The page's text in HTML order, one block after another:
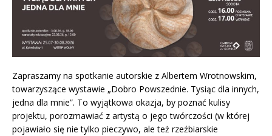
Zapraszamy na spotkanie autorskie z Albertem Wrotnowskim,
towarzyszące wystawie „Dobro Powszednie. Tysiąc dla innych,
jedna dla mnie”. To wyjątkowa okazja, by poznać kulisy
projektu, porozmawiać z artystą o jego twórczości (w której
pojawiało się nie tylko pieczywo, ale też rzeźbiarskie